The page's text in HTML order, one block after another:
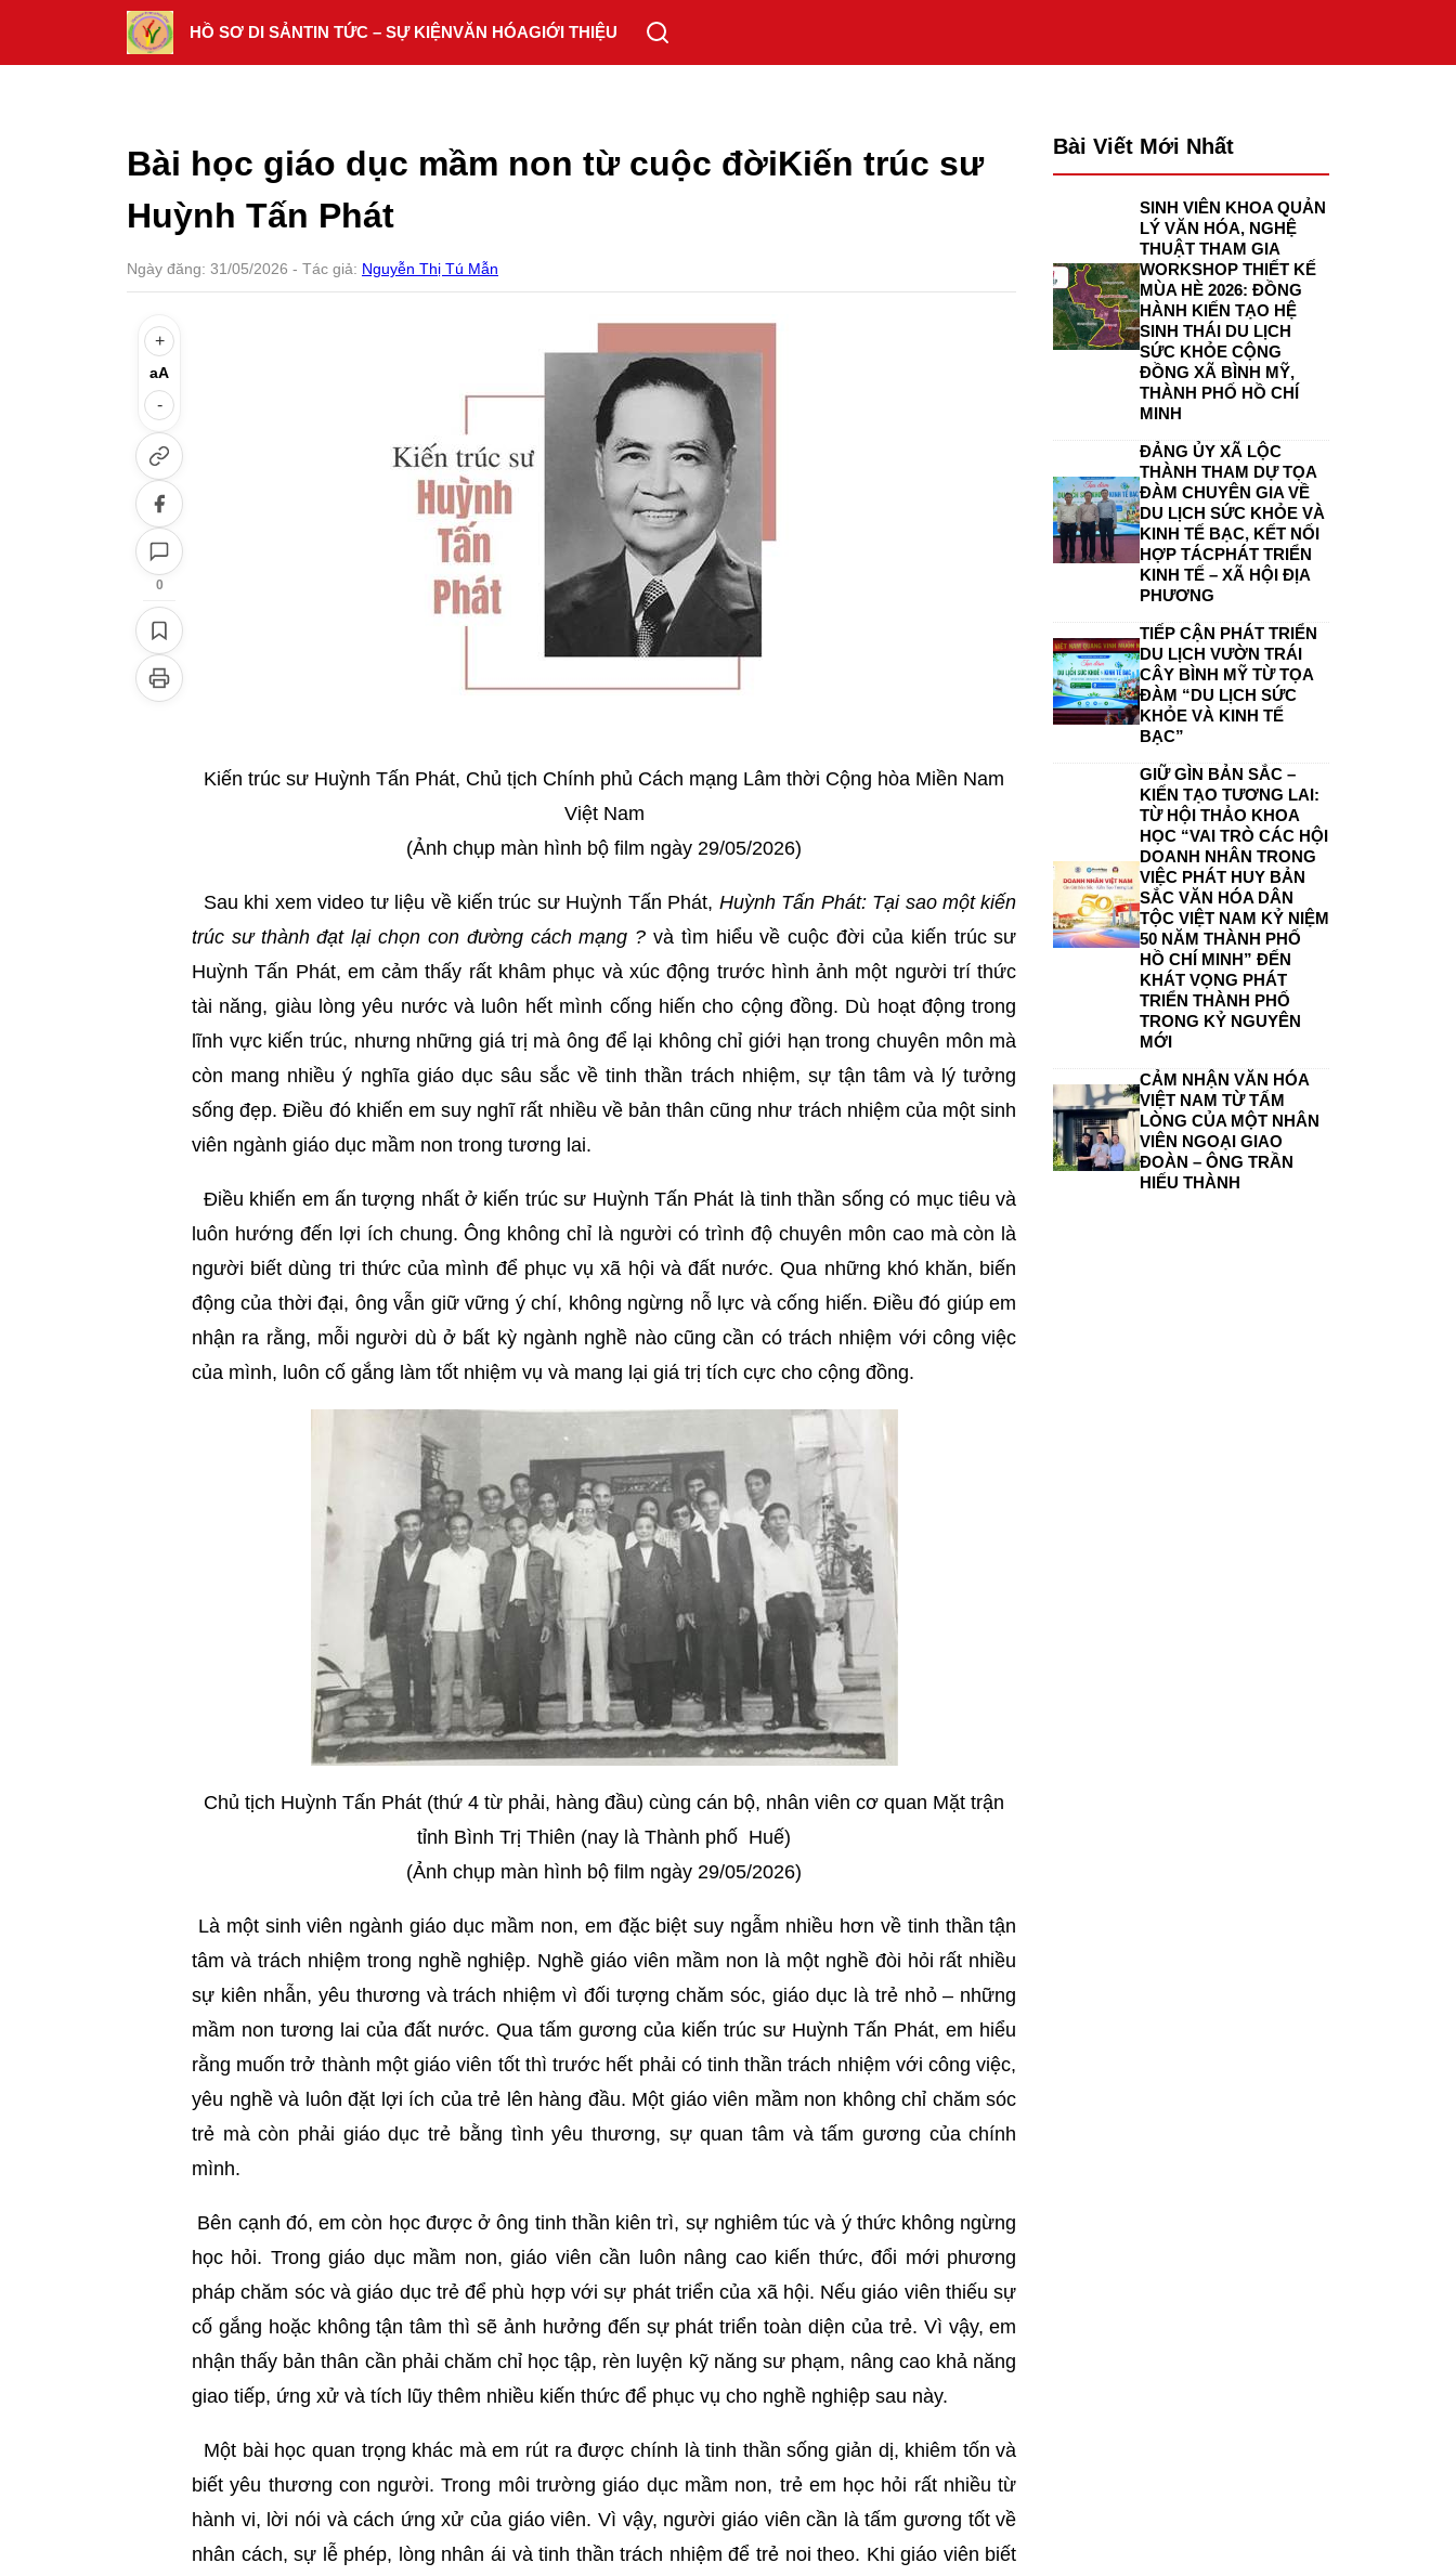
content
HỒ SƠ DI SẢNTIN TỨC – SỰ KIỆNVĂN HÓAGIỚI THIỆU
Bài học giáo dục mầm non từ cuộc đờiKiến trúc sư
Huỳnh Tấn Phát
Ngày đăng: 31/05/2026 - Tác giả: Nguyễn Thị Tú Mẫn
+
aA
-
0
Kiến trúc sư Huỳnh Tấn Phát, Chủ tịch Chính phủ Cách mạng Lâm thời Cộng hòa Miền Nam
Việt Nam
(Ảnh chụp màn hình bộ film ngày 29/05/2026)
Sau khi xem video tư liệu về kiến trúc sư Huỳnh Tấn Phát, Huỳnh Tấn Phát: Tại sao một kiến
trúc sư thành đạt lại chọn con đường cách mạng ?và tìm hiểu về cuộc đời của kiến trúc sư
Huỳnh Tấn Phát, em cảm thấy rất khâm phục và xúc động trước hình ảnh một người trí thức
tài năng, giàu lòng yêu nước và luôn hết mình cống hiến cho cộng đồng. Dù hoạt động trong
lĩnh vực kiến trúc, nhưng những giá trị mà ông để lại không chỉ giới hạn trong chuyên môn mà
còn mang nhiều ý nghĩa giáo dục sâu sắc về tinh thần trách nhiệm, sự tận tâm và lý tưởng
sống đẹp. Điều đó khiến em suy nghĩ rất nhiều về bản thân cũng như trách nhiệm của một sinh
viên ngành giáo dục mầm non trong tương lai.
Điều khiến em ấn tượng nhất ở kiến trúc sư Huỳnh Tấn Phát là tinh thần sống có mục tiêu và
luôn hướng đến lợi ích chung. Ông không chỉ là người có trình độ chuyên môn cao mà còn là
người biết dùng tri thức của mình để phục vụ xã hội và đất nước. Qua những khó khăn, biến
động của thời đại, ông vẫn giữ vững ý chí, không ngừng nỗ lực và cống hiến. Điều đó giúp em
nhận ra rằng, mỗi người dù ở bất kỳ ngành nghề nào cũng cần có trách nhiệm với công việc
của mình, luôn cố gắng làm tốt nhiệm vụ và mang lại giá trị tích cực cho cộng đồng.
Chủ tịch Huỳnh Tấn Phát (thứ 4 từ phải, hàng đầu) cùng cán bộ, nhân viên cơ quan Mặt trận
tỉnh Bình Trị Thiên (nay là Thành phố Huế)
(Ảnh chụp màn hình bộ film ngày 29/05/2026)
Là một sinh viên ngành giáo dục mầm non, em đặc biệt suy ngẫm nhiều hơn về tinh thần tận
tâm và trách nhiệm trong nghề nghiệp. Nghề giáo viên mầm non là một nghề đòi hỏi rất nhiều
sự kiên nhẫn, yêu thương và trách nhiệm vì đối tượng chăm sóc, giáo dục là trẻ nhỏ – những
mầm non tương lai của đất nước. Qua tấm gương của kiến trúc sư Huỳnh Tấn Phát, em hiểu
rằng muốn trở thành một giáo viên tốt thì trước hết phải có tinh thần trách nhiệm với công việc,
yêu nghề và luôn đặt lợi ích của trẻ lên hàng đầu. Một giáo viên mầm non không chỉ chăm sóc
trẻ mà còn phải giáo dục trẻ bằng tình yêu thương, sự quan tâm và tấm gương của chính
mình.
Bên cạnh đó, em còn học được ở ông tinh thần kiên trì, sự nghiêm túc và ý thức không ngừng
học hỏi. Trong giáo dục mầm non, giáo viên cần luôn nâng cao kiến thức, đổi mới phương
pháp chăm sóc và giáo dục trẻ để phù hợp với sự phát triển của xã hội. Nếu giáo viên thiếu sự
cố gắng hoặc không tận tâm thì sẽ ảnh hưởng đến sự phát triển toàn diện của trẻ. Vì vậy, em
nhận thấy bản thân cần phải chăm chỉ học tập, rèn luyện kỹ năng sư phạm, nâng cao khả năng
giao tiếp, ứng xử và tích lũy thêm nhiều kiến thức để phục vụ cho nghề nghiệp sau này.
Một bài học quan trọng khác mà em rút ra được chính là tinh thần sống giản dị, khiêm tốn và
biết yêu thương con người. Trong môi trường giáo dục mầm non, trẻ em học hỏi rất nhiều từ
hành vi, lời nói và cách ứng xử của giáo viên. Vì vậy, người giáo viên cần là tấm gương tốt về
nhân cách, sự lễ phép, lòng nhân ái và tinh thần trách nhiệm để trẻ noi theo. Khi giáo viên biết
Bài Viết Mới Nhất
SINH VIÊN KHOA QUẢN
LÝ VĂN HÓA, NGHỆ
THUẬT THAM GIA
WORKSHOP THIẾT KẾ
MÙA HÈ 2026: ĐỒNG
HÀNH KIẾN TẠO HỆ
SINH THÁI DU LỊCH
SỨC KHỎE CỘNG
ĐỒNG XÃ BÌNH MỸ,
THÀNH PHỐ HỒ CHÍ
MINH
ĐẢNG ỦY XÃ LỘC
THÀNH THAM DỰ TỌA
ĐÀM CHUYÊN GIA VỀ
DU LỊCH SỨC KHỎE VÀ
KINH TẾ BẠC, KẾT NỐI
HỢP TÁCPHÁT TRIỂN
KINH TẾ – XÃ HỘI ĐỊA
PHƯƠNG
TIẾP CẬN PHÁT TRIỂN
DU LỊCH VƯỜN TRÁI
CÂY BÌNH MỸ TỪ TỌA
ĐÀM “DU LỊCH SỨC
KHỎE VÀ KINH TẾ
BẠC”
GIỮ GÌN BẢN SẮC –
KIẾN TẠO TƯƠNG LAI:
TỪ HỘI THẢO KHOA
HỌC “VAI TRÒ CÁC HỘI
DOANH NHÂN TRONG
VIỆC PHÁT HUY BẢN
SẮC VĂN HÓA DÂN
TỘC VIỆT NAM KỶ NIỆM
50 NĂM THÀNH PHỐ
HỒ CHÍ MINH” ĐẾN
KHÁT VỌNG PHÁT
TRIỂN THÀNH PHỐ
TRONG KỶ NGUYÊN
MỚI
CẢM NHẬN VĂN HÓA
VIỆT NAM TỪ TẤM
LÒNG CỦA MỘT NHÂN
VIÊN NGOẠI GIAO
ĐOÀN – ÔNG TRẦN
HIẾU THÀNH